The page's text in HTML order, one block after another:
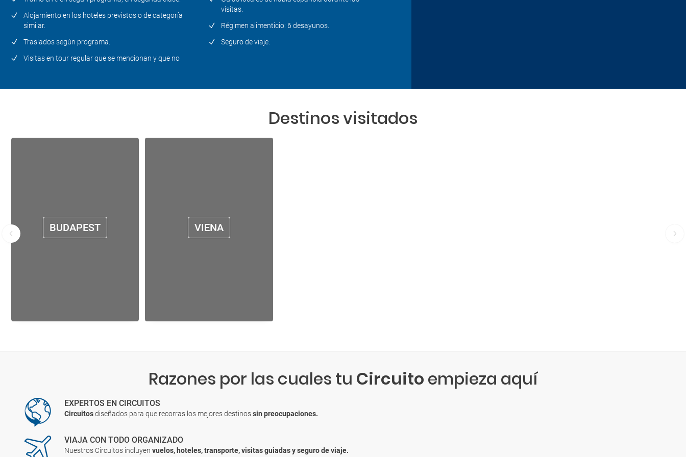
Alojamiento en los hoteles previstos o de categoría
similar.
Traslados según programa.
Visitas en tour regular que se mencionan y que no
visitas.
Régimen alimenticio: 6 desayunos.
Seguro de viaje.
Destinos visitados
BUDAPEST VIENA
Razones por las cuales tu Circuito empieza aquí
EXPERTOS EN CIRCUITOS
Circuitosdiseñados para que recorras los mejores destinossin preocupaciones.
VIAJA CON TODO ORGANIZADO
Nuestros Circuitos incluyenvuelos, hoteles, transporte, visitas guiadas y seguro de viaje.